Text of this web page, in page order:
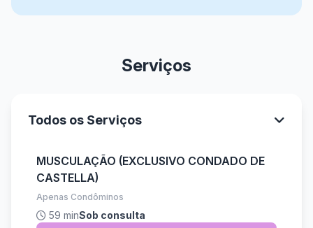
Serviços
Todos os Serviços
MUSCULAÇÃO (EXCLUSIVO CONDADO DE
CASTELLA)
Apenas Condôminos
59 minSob consulta